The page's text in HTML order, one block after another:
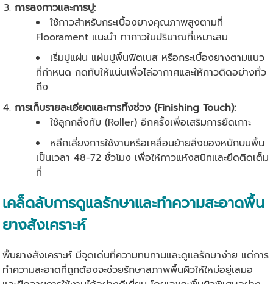
การลงกาวและการปู:
ใช้กาวสำหรับกระเบื้องยางคุณภาพสูงตามที่
Floorament แนะนำ ทากาวในปริมาณที่เหมาะสม
เริ่มปูแผ่น แผ่นปูพื้นฟิตเนส หรือกระเบื้องยางตามแนว
ที่กำหนด กดทับให้แน่นเพื่อไล่อากาศและให้กาวติดอย่างทั่ว
ถึง
การเก็บรายละเอียดและการทิ้งช่วง (Finishing Touch):
ใช้ลูกกลิ้งทับ (Roller) อีกครั้งเพื่อเสริมการยึดเกาะ
หลีกเลี่ยงการใช้งานหรือเคลื่อนย้ายสิ่งของหนักบนพื้น
เป็นเวลา 48-72 ชั่วโมง เพื่อให้กาวแห้งสนิทและยึดติดเต็ม
ที่
เคล็ดลับการดูแลรักษาและทำความสะอาดพื้น
ยางสังเคราะห์
พื้นยางสังเคราะห์ มีจุดเด่นที่ความทนทานและดูแลรักษาง่าย แต่การ
ทำความสะอาดที่ถูกต้องจะช่วยรักษาสภาพพื้นผิวให้ใหม่อยู่เสมอ